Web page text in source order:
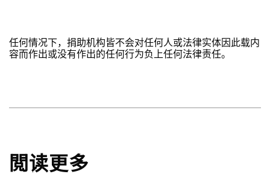
服装助理：陈伟儿
化妆：萧惠欣
节目及行政
任何情况下，捐助机构皆不会对任何人或法律实体因此载内
容而作出或没有作出的任何行为负上任何法律责任。
閲读更多